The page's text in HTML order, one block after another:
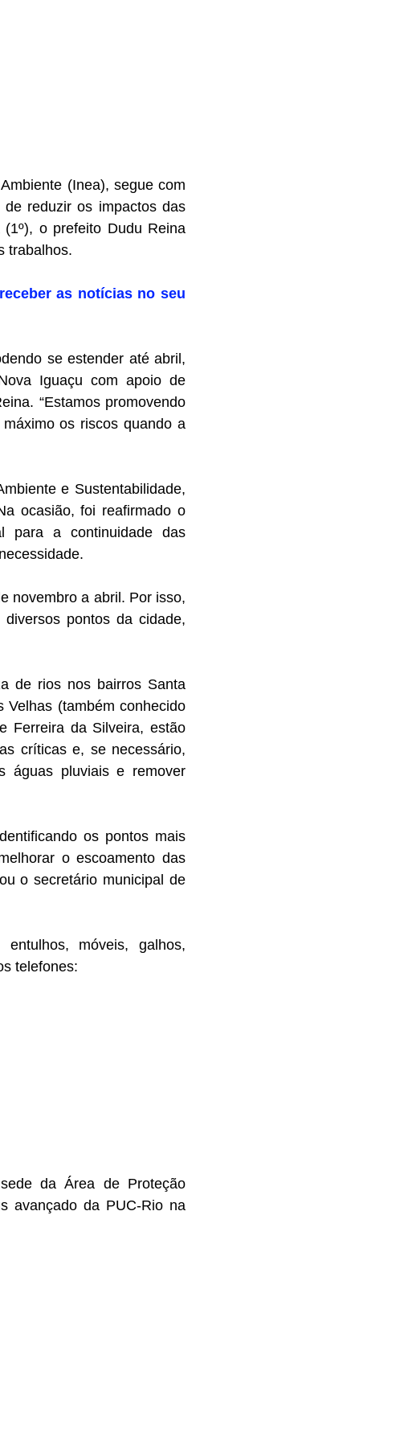
(Inea), segue com
reduzir os impactos das
o prefeito Dudu Reina
trabalhos.
as notícias no seu
se estender até abril,
Iguaçu com apoio de
“Estamos promovendo
os riscos quando a
e Sustentabilidade,
ocasião, foi reafirmado o
para a continuidade das
novembro a abril. Por isso,
pontos da cidade,
de rios nos bairros Santa
(também conhecido
Ferreira da Silveira, estão
críticas e, se necessário,
águas pluviais e remover
os pontos mais
o escoamento das
o secretário municipal de
móveis, galhos,
telefones:
da Área de Proteção
avançado da PUC-Rio na